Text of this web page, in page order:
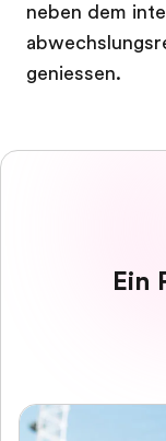
neben dem
geniessen.
Ein